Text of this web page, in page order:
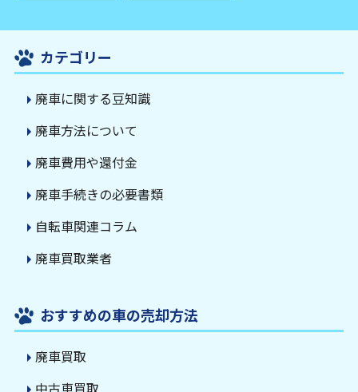
カテゴリー
廃車に関する豆知識
廃車方法について
廃車費用や還付金
廃車手続きの必要書類
自転車関連コラム
廃車買取業者
おすすめの車の売却方法
廃車買取
中古車買取